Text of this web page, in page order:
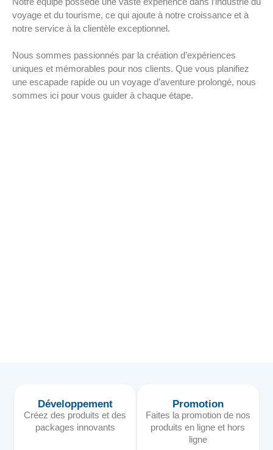
voyage et du tourisme, ce qui ajoute à notre croissance et à
notre service à la clientèle exceptionnel.
Nous sommes passionnés par la création d’expériences
uniques et mémorables pour nos clients. Que vous planifiez
une escapade rapide ou un voyage d’aventure prolongé, nous
sommes ici pour vous guider à chaque étape.
Développement
Créez des produits et des
packages innovants
Promotion
Faites la promotion de nos
produits en ligne et hors
ligne